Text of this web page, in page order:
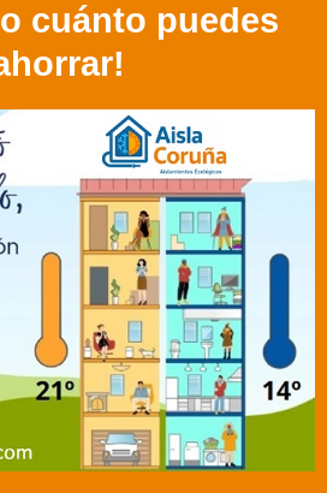
cuánto puedes